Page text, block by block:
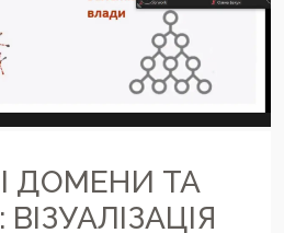
ДОМЕНИ ТА